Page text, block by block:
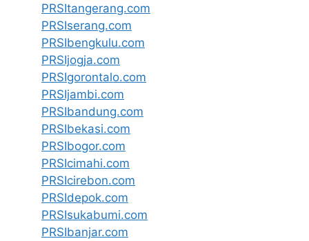
PRSItangerang.com
PRSIserang.com
PRSIbengkulu.com
PRSIjogja.com
PRSIgorontalo.com
PRSIjambi.com
PRSIbandung.com
PRSIbekasi.com
PRSIbogor.com
PRSIcimahi.com
PRSIcirebon.com
PRSIdepok.com
PRSIsukabumi.com
PRSIbanjar.com